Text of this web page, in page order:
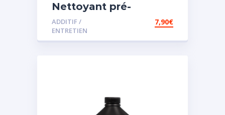
Nettoyant pré-
vidange
ADDITIF /
ENTRETIEN
7,90€